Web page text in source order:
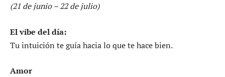
(21 de junio – 22 de julio)
El vibe del día:
Tu intuición te guía hacia lo que te hace bien.
Amor